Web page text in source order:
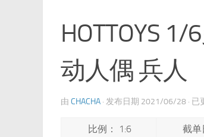
HOTTOYS
动人偶 兵人
由 CHACHA · 发布日期 2021/06/28 · 已
比例： 1:6
截单